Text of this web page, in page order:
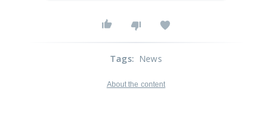
Tags: News
About the content